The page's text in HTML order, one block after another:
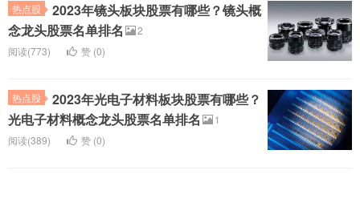
热点股
2023年镜头板块股票有哪些？镜头概
念龙头股票名单排名
2
阅读(773)
赞 (0)
热点股
2023年光电子材料板块股票有哪些？
光电子材料概念龙头股票名单排名
1
阅读(389)
赞 (0)